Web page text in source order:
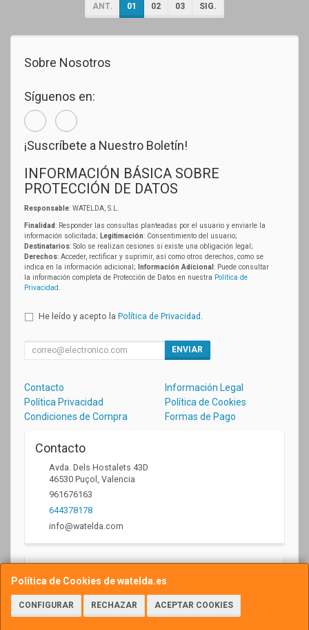
ANT. 01 02 03 SIG.
Política de Cookies de watelda.es
CONFIGURAR RECHAZAR ACEPTAR COOKIES
Sobre Nosotros
Síguenos en:
¡Suscríbete a Nuestro Boletín!
INFORMACIÓN BÁSICA SOBRE
PROTECCIÓN DE DATOS
Responsable: WATELDA, S.L.
Finalidad: Responder las consultas planteadas por el usuario y enviarle la
información solicitada; Legitimación: Consentimiento del usuario;
Destinatarios: Solo se realizan cesiones si existe una obligación legal;
Derechos: Acceder, rectificar y suprimir, así como otros derechos, como se
indica en la información adicional;
Información Adicional : Puede consultar
la información completa de Protección de Datos en nuestra Política de
Privacidad
He leído y acepto la Política de Privacidad
ENVIAR
Contacto
Información Legal
Política Privacidad
Política de Cookies
Condiciones de Compra
Formas de Pago
Contacto
Avda. Dels Hostalets 43D
46530 Puçol
Valencia
961676163
644378178
info@watelda.com